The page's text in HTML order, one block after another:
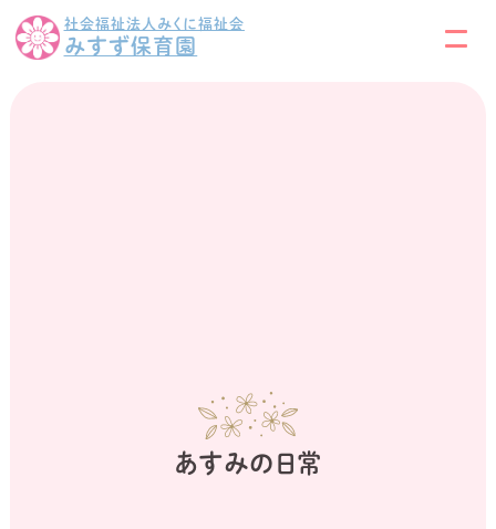
社会福祉法人みくに福祉会
みすず保育園
あすみの日常